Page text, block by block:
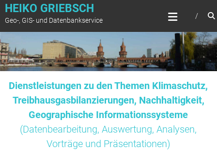
Zum
springen
HEIKO GRIEBSCH
Geo-, GIS- und Datenbankservice
Dienstleistungen zu den Themen Klimaschutz,
Treibhausgasbilanzierungen, Nachhaltigkeit,
Geographische Informationssysteme
(Datenbearbeitung, Auswertung, Analysen,
Vorträge und Präsentationen)